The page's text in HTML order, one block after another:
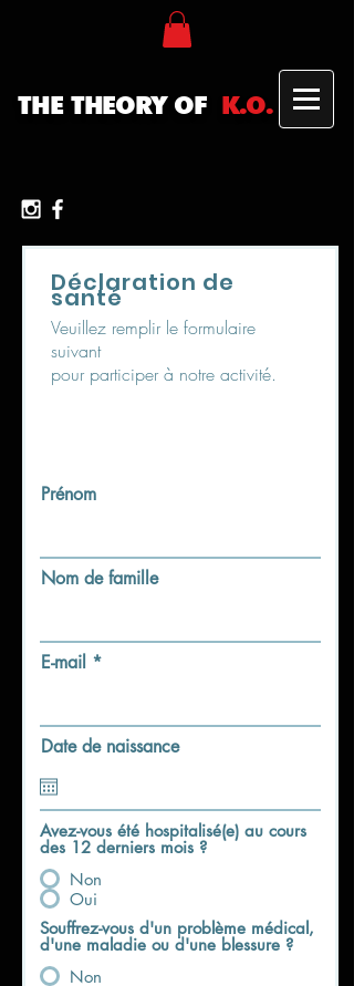
THE THEORY OF K.O.
Déclaration de
santé
Veuillez remplir le formulaire
suivant
pour participer à notre activité.
Prénom
Nom de famille
E-mail
Date de naissance
Avez-vous été hospitalisé(e) au cours
des 12 derniers mois ?
Non
Oui
Souffrez-vous d'un problème médical,
d'une maladie ou d'une blessure ?
Non